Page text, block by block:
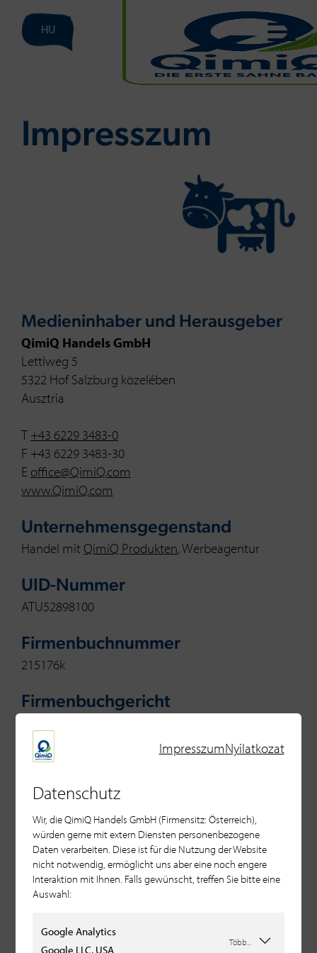
HU
Impresszum
Medieninhaber und Herausgeber
QimiQ Handels GmbH
Lettlweg 5
5322 Hof Salzburg közelében
Ausztria
T +43 6229 3483-0
F +43 6229 3483-30
E office@QimiQ.com
www.QimiQ.com
Unternehmensgegenstand
Handel mit QimiQ Produkten, Werbeagentur
UID-Nummer
ATU52898100
Firmenbuchnummer
215176k
Firmenbuchgericht
Firmensitz
Geschäftsführer
Rudolf F. Haindl
Mitglied bei
Wirtschaftskammer Salzburg
Berufsrecht und Gewerbeordnung
ImpresszumNyilatkozat
Datenschutz
Wir, die QimiQ Handels GmbH (Firmensitz: Österreich),
würden gerne mit extern Diensten personenbezogene
Daten verarbeiten. Diese ist für die Nutzung der Website
nicht notwendig, ermöglicht uns aber eine noch engere
Interaktion mit Ihnen. Falls gewünscht, treffen Sie bitte eine
Auswahl:
Google Analytics
Google LLC, USA
Több...